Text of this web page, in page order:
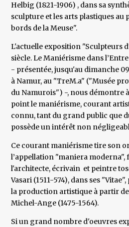
Helbig (1821-1906) , dans sa
sculpture et les arts plastiques au
bords de la Meuse".
L'actuelle exposition "Sculpteurs
siècle. Le Maniérisme dans
- présentée, jusqu'au dimanche
à Namur, au "TreM.a" ("Musée
du Namurois") -, nous démontre
point le maniérisme, courant
connu, tant du grand public que
possède un intérêt non
Ce courant maniérisme tire son
l’appellation "maniera moderna",
l'architecte, écrivain et peintre
Vasari (1511-574), dans ses
la production artistique à partir
Michel-Ange (1475-1564).
Si un grand nombre d'oeuvres